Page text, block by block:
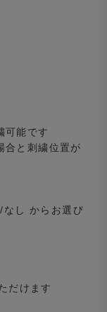
可能です
合と刺繍位置が
し からお選び
だけます